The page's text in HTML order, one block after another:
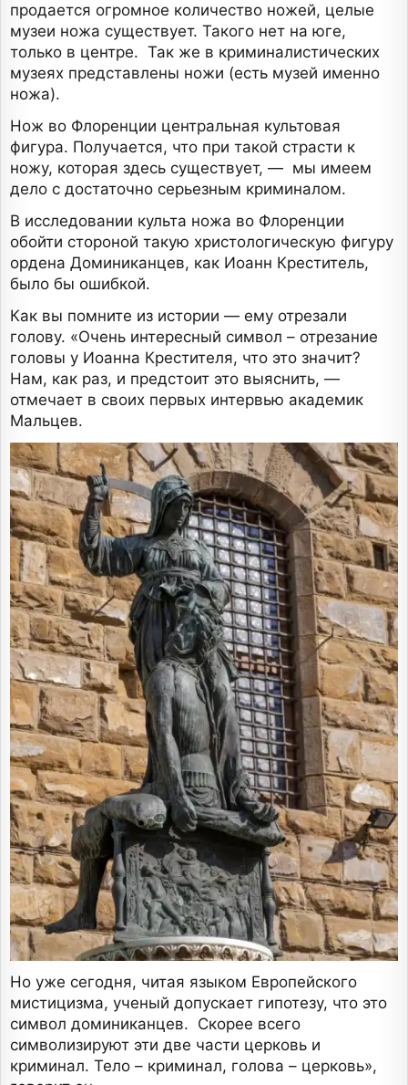
продается огромное количество ножей, целые
музеи ножа существует. Такого нет на юге,
только в центре. Так же в криминалистических
музеях представлены ножи (есть музей именно
ножа).
Нож во Флоренции центральная культовая
фигура. Получается, что при такой страсти к
ножу, которая здесь существует, — мы имеем
дело с достаточно серьезным криминалом.
В исследовании культа ножа во Флоренции
обойти стороной такую христологическую фигуру
ордена Доминиканцев, как Иоанн Креститель,
было бы ошибкой.
Как вы помните из истории — ему отрезали
голову. «Очень интересный символ – отрезание
головы у Иоанна Крестителя, что это значит?
Нам, как раз, и предстоит это выяснить, —
отмечает в своих первых интервью академик
Мальцев.
Но уже сегодня, читая языком Европейского
мистицизма, ученый допускает гипотезу, что это
символ доминиканцев. Скорее всего
символизируют эти две части церковь и
криминал. Тело – криминал, голова – церковь»,